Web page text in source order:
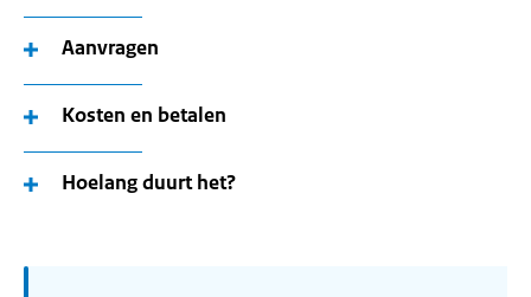
Aanvragen
Kosten en betalen
Hoelang duurt het?